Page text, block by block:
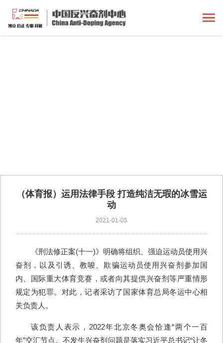
（体育报）运用法律手段 打造纯洁无瑕的冰雪运
动
2021-01-05
《刑法修正案(十一)》明确将组织、强迫运动员使用兴
奋剂，以及引诱、教唆、欺骗运动员使用兴奋剂参加国
内、国际重大体育竞赛，或者向其提供兴奋剂等严重情形
规定为犯罪。对此，记者采访了国家体育总局冬运中心相
关负责人。
该负责人表示，2022年北京冬奥会恰逢“两个一百
年”交汇节点。不发生兴奋剂问题是落实习近平总书记“让冬